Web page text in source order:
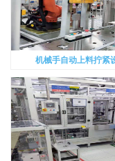
机械手自动上料拧紧